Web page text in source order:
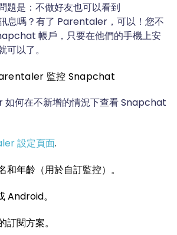
題是：不做好友也可以看到
息嗎？有了 Parentaler，可以！您不
帳戶，只要在他們的手機上安
以了。
監控 Snapchat
何在不新增的情況下查看 Snapchat
設定頁面.
和年齡（用於自訂監控）。
Android。
閱方案。